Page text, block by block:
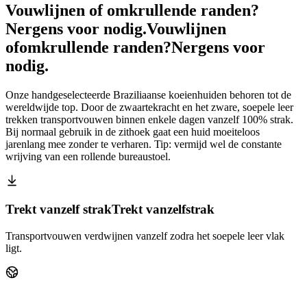
Vouwlijnen of omkrullende randen?
Nergens voor nodig.Vouwlijnen
ofomkrullende randen?Nergens voor
nodig.
Onze handgeselecteerde Braziliaanse koeienhuiden behoren tot de
wereldwijde top. Door de zwaartekracht en het zware, soepele leer
trekken transportvouwen binnen enkele dagen vanzelf 100% strak.
Bij normaal gebruik in de zithoek gaat een huid moeiteloos
jarenlang mee zonder te verharen. Tip: vermijd wel de constante
wrijving van een rollende bureaustoel.
Trekt vanzelf strakTrekt vanzelfstrak
Transportvouwen verdwijnen vanzelf zodra het soepele leer vlak
ligt.